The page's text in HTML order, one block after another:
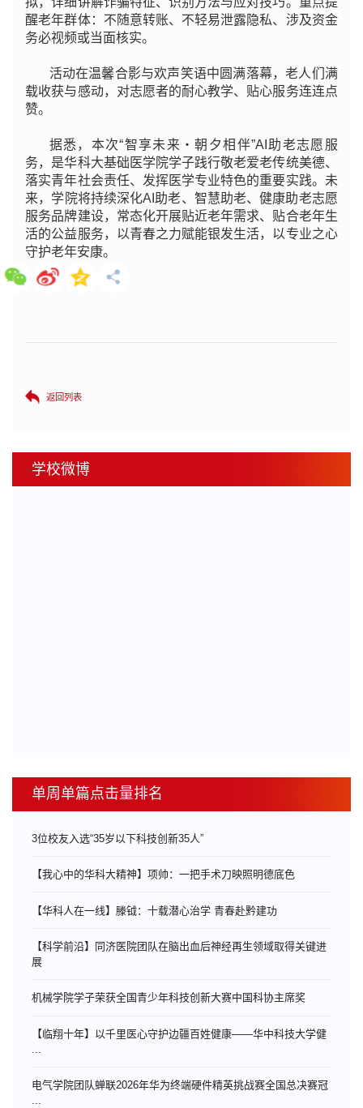
醒老年群体：不随意转账、不轻易泄露隐私、涉及资金
务必视频或当面核实。
活动在温馨合影与欢声笑语中圆满落幕，老人们满
载收获与感动，对志愿者的耐心教学、贴心服务连连点
赞。
据悉，本次“智享未来・朝夕相伴”AI助老志愿服
务，是华科大基础医学院学子践行敬老爱老传统美德、
落实青年社会责任、发挥医学专业特色的重要实践。未
来，学院将持续深化AI助老、智慧助老、健康助老志愿
服务品牌建设，常态化开展贴近老年需求、贴合老年生
活的公益服务，以青春之力赋能银发生活，以专业之心
守护老年安康。
返回列表
学校微博
单周单篇点击量排名
3位校友入选“35岁以下科技创新35人”
【我心中的华科大精神】项帅：一把手术刀映照明德底色
【华科人在一线】滕钺：十载潜心治学 青春赴黔建功
【科学前沿】同济医院团队在脑出血后神经再生领域取得关键进
展
机械学院学子荣获全国青少年科技创新大赛中国科协主席奖
【临翔十年】以千里医心守护边疆百姓健康——华中科技大学健
电气学院团队蝉联2026年华为终端硬件精英挑战赛全国总决赛冠
...